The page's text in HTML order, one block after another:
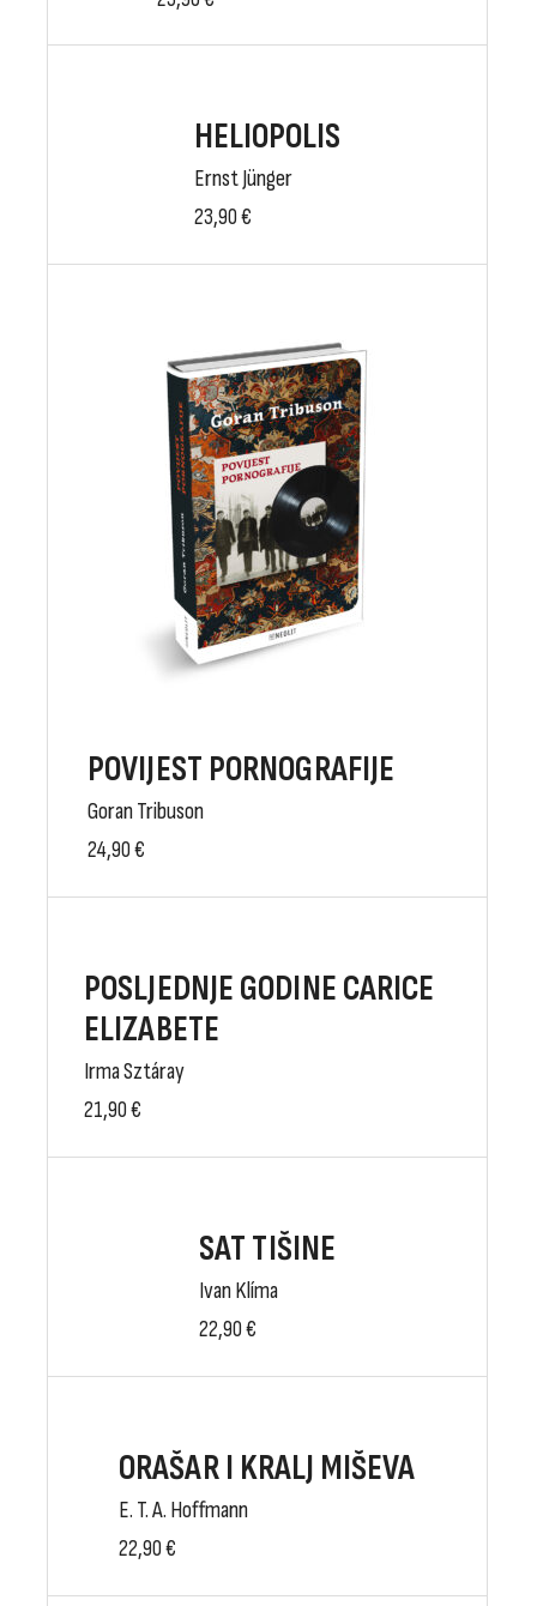
HELIOPOLIS
Ernst Jünger
23,90€
POVIJEST PORNOGRAFIJE
Goran Tribuson
24,90€
POSLJEDNJE GODINE CARICE
ELIZABETE
Irma Sztáray
21,90€
SAT TIŠINE
Ivan Klíma
22,90€
ORAŠAR I KRALJ MIŠEVA
E. T. A. Hoffmann
22,90€